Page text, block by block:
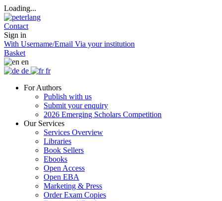
Loading...
Contact
Sign in
With Username/Email Via your institution
Basket
en
de
fr
For Authors
Publish with us
Submit your enquiry
2026 Emerging Scholars Competition
Our Services
Services Overview
Libraries
Book Sellers
Ebooks
Open Access
Open EBA
Marketing & Press
Order Exam Copies